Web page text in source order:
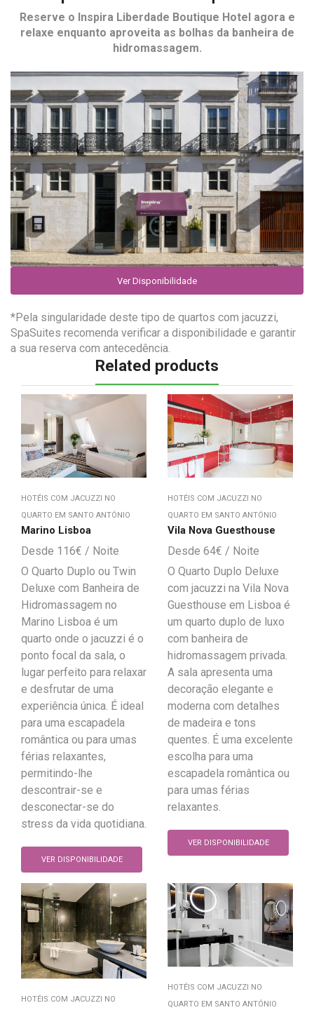
Reserve o Inspira Liberdade Boutique Hotelagora e
relaxe enquanto aproveita as bolhas da banheira de
hidromassagem.
Ver Disponibilidade
*Pela singularidade deste tipo de quartos com jacuzzi,
SpaSuites recomenda verificar a disponibilidade e garantir
a sua reserva com antecedência.
Related products
HOTÉIS COM JACUZZI NO
QUARTO EM SANTO ANTÓNIO
Marino Lisboa
116€
O Quarto Duplo ou Twin
Deluxe com Banheira de
Hidromassagem no
Marino Lisboa é um
quarto onde o jacuzzi é o
ponto focal da sala, o
lugar perfeito para relaxar
e desfrutar de uma
experiência única. É ideal
para uma escapadela
romântica ou para umas
férias relaxantes,
permitindo-lhe
descontrair-se e
desconectar-se do
stress da vida quotidiana.
VER DISPONIBILIDADE
HOTÉIS COM JACUZZI NO
QUARTO EM SANTO ANTÓNIO
Vila Nova Guesthouse
64€
O Quarto Duplo Deluxe
com jacuzzi na Vila Nova
Guesthouse em Lisboa é
um quarto duplo de luxo
com banheira de
hidromassagem privada.
A sala apresenta uma
decoração elegante e
moderna com detalhes
de madeira e tons
quentes. É uma excelente
escolha para uma
escapadela romântica ou
para umas férias
relaxantes.
VER DISPONIBILIDADE
HOTÉIS COM JACUZZI NO
HOTÉIS COM JACUZZI NO
QUARTO EM SANTO ANTÓNIO